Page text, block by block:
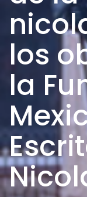
los
la